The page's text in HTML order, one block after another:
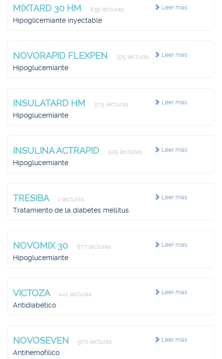
Leer más
MIXTARD 30 HM 839 lecturas
Hipoglicemiante inyectable
Leer más
NOVORAPID FLEXPEN 325 lecturas
Hipoglucemiante
Leer más
INSULATARD HM 575 lecturas
Hipoglucemiante
Leer más
INSULINA ACTRAPID 905 lecturas
Hipoglucemiante
Leer más
TRESIBA 2 lecturas
Tratamiento de la diabetes mellitus
Leer más
NOVOMIX 30 677 lecturas
Hipoglucemiante
Leer más
VICTOZA 441 lecturas
Antidiabético
Leer más
NOVOSEVEN 970 lecturas
Antihemofílico